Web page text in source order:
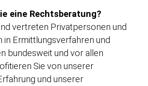
eine Rechtsberatung?
vertreten Privatpersonen und
in Ermittlungsverfahren und
bundesweit und vor allen
Sie von unserer
und unserer